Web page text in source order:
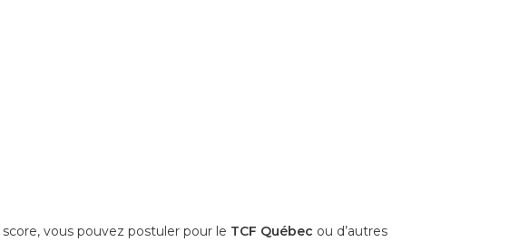
vous pouvez postuler pour le TCF Québec ou d’autres